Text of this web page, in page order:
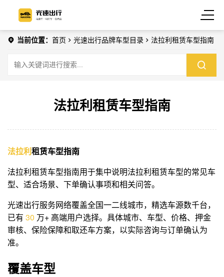
当前位置： 首页 光速出行品牌车型目录 法拉利租赁车型指南
法拉利租赁车型指南
法拉利租赁车型指南
法拉利租赁车型指南用于集中说明法拉利租赁车型的常见车
型、适合场景、下单确认事项和相关问答。
光速出行服务网络覆盖全国一二线城市，精选车源数千台，
已有 30 万+ 高端用户选择。具体城市、车型、价格、押金
审核、保险保障和取还车方案，以实际咨询与订单确认为
准。
覆盖车型